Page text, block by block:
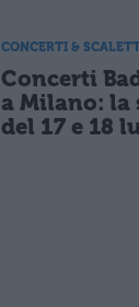
CONCERTI &
Concerti
a Milano: la
del 17 e 18